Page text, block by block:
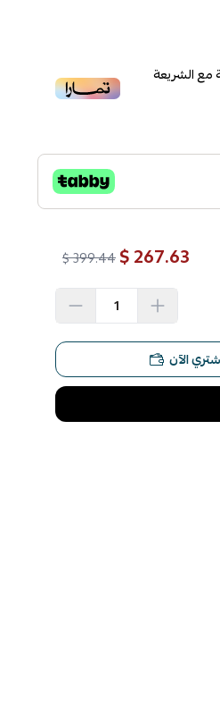
مع الشريعة
267.63 $
399.44 $
الآن